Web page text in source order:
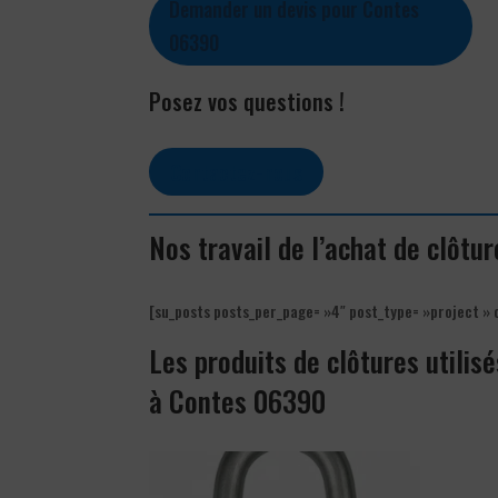
Posez vos questions !
Nos travail de l’achat de
[su_posts posts_per_page= »4″ post_type= »project
Les produits de clôtures
à Contes 06390